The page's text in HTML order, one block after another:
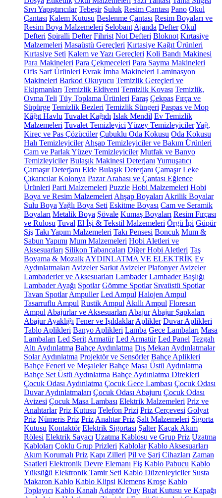
Sıvı Yapıştırıcılar Tebeşir Suluk Resim Çantası Pano Okul
Çantası Kalem Kutusu Beslenme Çantası Resim Boyaları ve
Resim Boya Malzemeleri Selobant Ajanda Defter Okul
Defteri Spiralli Defter Fihrist Not Defteri Bloknot Kırtasiye
Malzemeleri Masaüstü Gereçleri Kırtasiye Kağıt Ürünleri
Kırtasiye Seti Kalem ve Yazı Gereçleri Koli Bandı Makinesi
Para Makineleri Para Çekmeceleri Para Sayma Makineleri
Ofis Sarf Ürünleri Evrak İmha Makineleri Laminasyon
Makineleri Barkod Okuyucu Temizlik Gereçleri ve
Ekipmanları Temizlik Eldiveni Temizlik Kovası Temizlik,
Ovma Teli Tüy Toplama Ürünleri Faraş Çekpas Fırça ve
Süpürge Temizlik Bezleri Temizlik Süngeri Paspas ve Mop
Kâğıt Havlu Tuvalet Kağıdı Islak Mendil Ev Temizlik
Malzemeleri Tuvalet Temizleyici Yüzey TemizleyicilerYağ,
Kireç ve Pas Çözücüler Çubuklu Oda Kokusu Oda Kokusu
Halı Temizleyiciler Ahşap Temizleyiciler ve Bakım Ürünleri
Cam ve Parlak Yüzey Temizleyiciler Mutfak ve Banyo
Temizleyiciler Bulaşık Makinesi Deterjanı Yumuşatıcı
Çamaşır Deterjanı Elde Bulaşık Deterjanı Çamaşır Leke
Çıkarıcılar Kolonya Pazar Arabası ve Çantası Eğlence
Ürünleri Parti Malzemeleri Puzzle Hobi Malzemeleri Hobi
Boya ve Resim Malzemeleri Ahşap Boyaları Akrilik Boyalar
Sulu Boya Yağlı Boya Seti Eskitme Boyası Cam ve Seramik
Boyaları Metalik Boya Şövale Kumaş Boyaları Resim Fırçası
ve Rulosu Tuval El İşi & Tekstil Malzemeleri Örgü İpi Güpür
Şiş Takı Yapım Malzemeleri Takı Pensesi Boncuk Mum &
Sabun Yapımı Mum Malzemeleri Hobi Aletleri ve
Aksesuarları Silikon Tabancaları Diğer Hobi Aletleri Taş
Boyama & Mozaik AYDINLATMA VE ELEKTRİK Ev
Aydınlatmaları Avizeler Sarkıt Avizeler Plafonyer Avizeler
Lambaderler ve Aksesuarları Lambader Lambader Başlığı
Lambader Ayağı Spotlar Gömme Spotlar Sıvaüstü Spotlar
Tavan Spotlar Ampuller Led Ampul Halojen Ampul
Tasarruflu Ampul Rustik Ampul Akıllı Ampul Floresan
Ampul Abajurlar ve Aksesuarları Abajur Abajur Şapkaları
Abajur Ayaklığı Fener ve Işıldaklar Aplikler Duvar Aplikleri
Tablo Aplikleri Banyo Aplikleri Lamba Gece Lambaları Masa
Lambaları Led Şerit Armatür Led Armatür Led Panel Tezgah
Altı Aydınlatma Bahçe Aydınlatma Dış Mekan Aydınlatmalar
Solar Aydınlatma Projektör ve Sensörler Bahçe Aplikleri
Bahçe Feneri ve Meşaleler Bahçe Masa Üstü Aydınlatma
Bahçe Set Üstü Aydınlatma Bahçe Aydınlatma Direkleri
Çocuk Odası Aydınlatma Çocuk Gece Lambası Çocuk Odası
Duvar Aydınlatmaları Çocuk Odası Abajuru Çocuk Odası
Avizesi Çocuk Masa Lambası Elektrik Malzemeleri Priz ve
Anahtarlar Priz Kutusu Telefon Prizi Priz Çerçevesi Golyat
Priz Nümeris Priz Priz Anahtar Priz Şalt Malzemeleri Sigorta
Kutusu Kontaktör Elektrik Sigortası Şalter Kaçak Akım
Rölesi Elektrik Sayacı Uzatma Kablosu ve Grup Priz Uzatma
Kabloları Çoklu Grup Prizleri Kablolar Kablo Aksesuarları
Akım Korumalı Priz Kapı Zilleri Pil ve Şarj Cihazları Zaman
Saatleri Elektronik Devre Elemanı Fiş Kablo Pabucu Kablo
Yüksüğü Elektronik Tamir Seti Kablo Düzenleyiciler Susta
Makaron Kablo Kablo Klipsi Klemens Kroşe Kablo
Toplayıcı Kablo Kanalı Adaptör Duy Buat Kutusu ve Kapağı